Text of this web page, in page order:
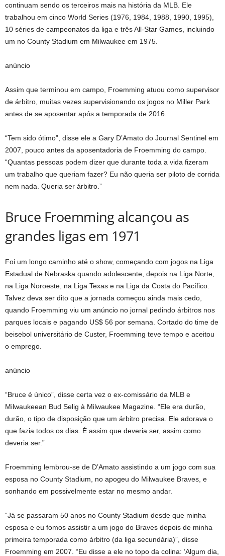
continuam sendo os terceiros mais na história da MLB. Ele
trabalhou em cinco World Series (1976, 1984, 1988, 1990, 1995),
10 séries de campeonatos da liga e três All-Star Games, incluindo
um no County Stadium em Milwaukee em 1975.
anúncio
Assim que terminou em campo, Froemming atuou como supervisor
de árbitro, muitas vezes supervisionando os jogos no Miller Park
antes de se aposentar após a temporada de 2016.
“Tem sido ótimo”, disse ele a Gary D’Amato do Journal Sentinel em
2007, pouco antes da aposentadoria de Froemming do campo.
“Quantas pessoas podem dizer que durante toda a vida fizeram
um trabalho que queriam fazer? Eu não queria ser piloto de corrida
nem nada. Queria ser árbitro.”
Bruce Froemming alcançou as
grandes ligas em 1971
Foi um longo caminho até o show, começando com jogos na Liga
Estadual de Nebraska quando adolescente, depois na Liga Norte,
na Liga Noroeste, na Liga Texas e na Liga da Costa do Pacífico.
Talvez deva ser dito que a jornada começou ainda mais cedo,
quando Froemming viu um anúncio no jornal pedindo árbitros nos
parques locais e pagando US$ 56 por semana. Cortado do time de
beisebol universitário de Custer, Froemming teve tempo e aceitou
o emprego.
anúncio
“Bruce é único”, disse certa vez o ex-comissário da MLB e
Milwaukeean Bud Selig à Milwaukee Magazine. “Ele era durão,
durão, o tipo de disposição que um árbitro precisa. Ele adorava o
que fazia todos os dias. É assim que deveria ser, assim como
deveria ser.”
Froemming lembrou-se de D’Amato assistindo a um jogo com sua
esposa no County Stadium, no apogeu do Milwaukee Braves, e
sonhando em possivelmente estar no mesmo andar.
“Já se passaram 50 anos no County Stadium desde que minha
esposa e eu fomos assistir a um jogo do Braves depois de minha
primeira temporada como árbitro (da liga secundária)”, disse
Froemming em 2007. “Eu disse a ele no topo da colina: ‘Algum dia,